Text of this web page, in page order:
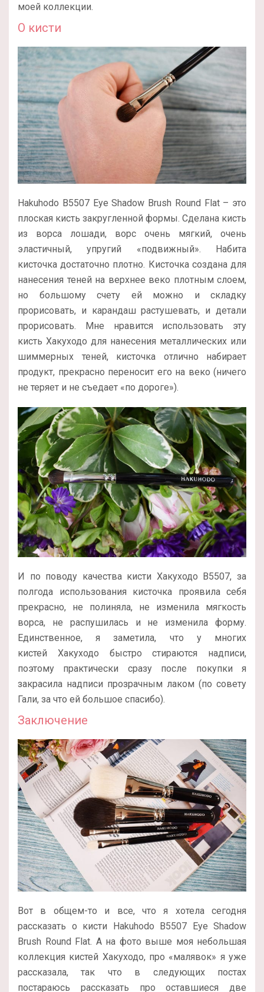
моей коллекции.
О кисти
Hakuhodo B5507 Eye Shadow Brush Round Flat – это
плоская кисть закругленной формы. Сделана кисть
из ворса лошади, ворс очень мягкий, очень
эластичный, упругий «подвижный». Набита
кисточка достаточно плотно. Кисточка создана для
нанесения теней на верхнее веко плотным слоем,
но большому счету ей можно и складку
прорисовать, и карандаш растушевать, и детали
прорисовать. Мне нравится использовать эту
кисть Хакуходо для нанесения металлических или
шиммерных теней, кисточка отлично набирает
продукт, прекрасно переносит его на веко (ничего
не теряет и не съедает «по дороге»).
И по поводу качества кисти Хакуходо B5507, за
полгода использования кисточка проявила себя
прекрасно, не полиняла, не изменила мягкость
ворса, не распушилась и не изменила форму.
Единственное, я заметила, что у многих
кистей Хакуходо быстро стираются надписи,
поэтому практически сразу после покупки я
закрасила надписи прозрачным лаком (по совету
Гали, за что ей большое спасибо).
Заключение
Вот в общем-то и все, что я хотела сегодня
рассказать о кисти Hakuhodo B5507 Eye Shadow
Brush Round Flat. А на фото выше моя небольшая
коллекция кистей Хакуходо, про «малявок» я уже
рассказала, так что в следующих постах
постараюсь рассказать про оставшиеся две